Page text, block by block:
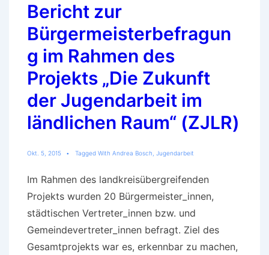
Bericht zur
Bürgermeisterbefragun
g im Rahmen des
Projekts „Die Zukunft
der Jugendarbeit im
ländlichen Raum“ (ZJLR)
Okt. 5, 2015 Tagged With Andrea Bosch Jugendarbeit
Im Rahmen des landkreisübergreifenden
Projekts wurden 20 Bürgermeister_innen,
städtischen Vertreter_innen bzw. und
Gemeindevertreter_innen befragt. Ziel des
Gesamtprojekts war es, erkennbar zu machen,